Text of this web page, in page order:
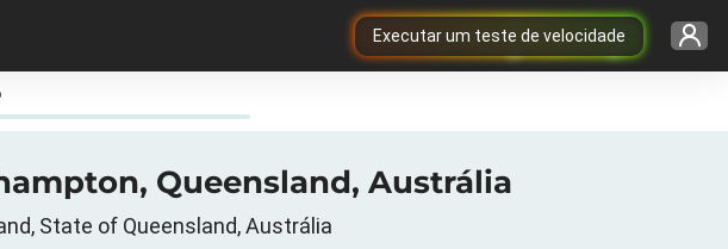
Executar um teste de velocidade
Queensland, Austrália
State of Queensland, Austrália